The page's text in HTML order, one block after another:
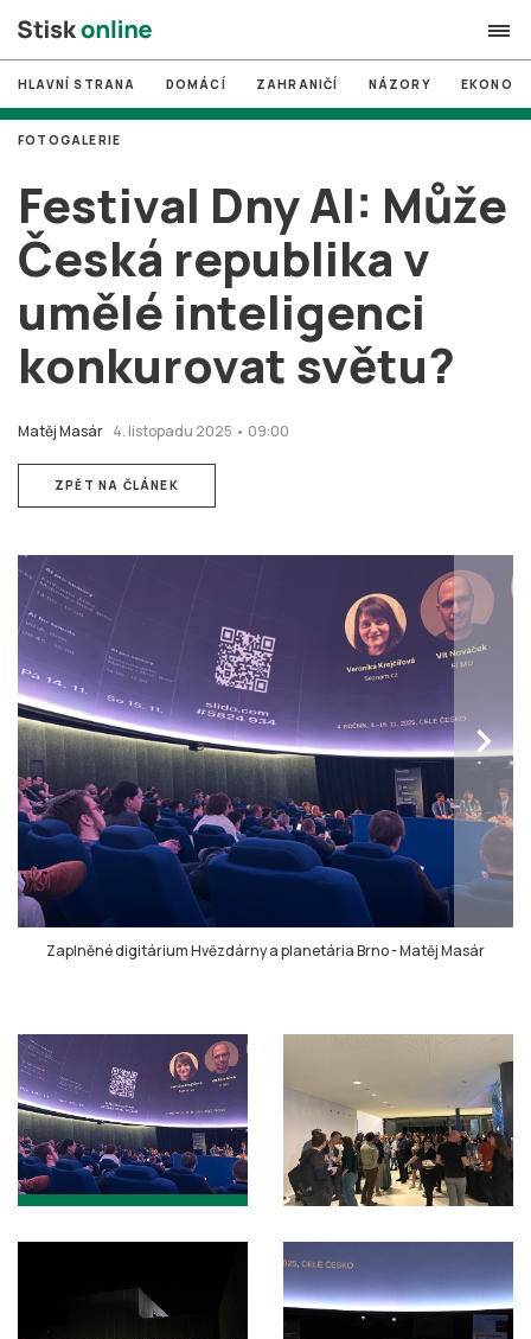
search
# MUNI
# Brno
# volby
login PŘIHLÁSIT SE
Zapomněli jste heslo?
HLAVNÍ STRANA DOMÁCÍ ZAHRANIČÍ NÁZORY
Festival Dny AI: Může
Česká republika v
umělé inteligenci
konkurovat světu?
Matěj Masár 4. listopadu 2025 • 09:00
FOTOGALERIE
ZPĚT NA ČLÁNEK
chevron_right
Zaplněné digitárium Hvězdárny a planetária Brno-Matěj Masár